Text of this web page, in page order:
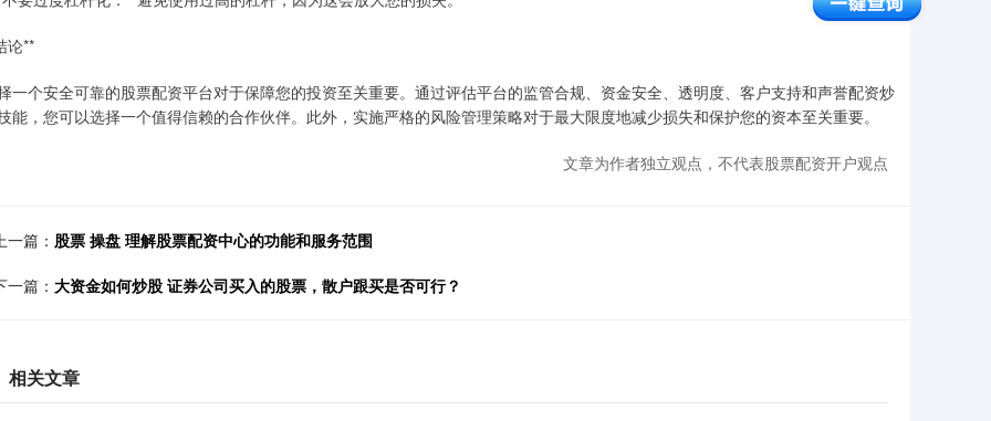
论**
一个安全可靠的股票配资平台对于保障您的投资至关重要。通过评估平台的监管合规、资金安全、透明度、客户支持和声誉配资炒
能，您可以选择一个值得信赖的合作伙伴。此外，实施严格的风险管理策略对于最大限度地减少损失和保护您的资本至关重要。
文章为作者独立观点，不代表股票配资开户观点
一篇： 股票 操盘 理解股票配资中心的功能和服务范围
一篇： 大资金如何炒股 证券公司买入的股票，散户跟买是否可行？
相关文章